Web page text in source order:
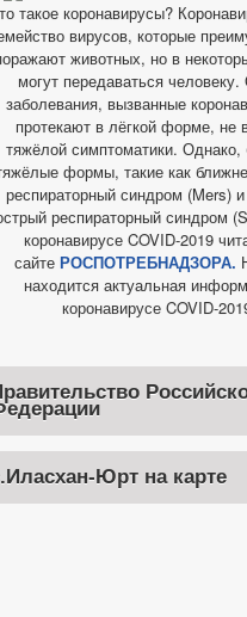
такое коронавирусы?
вирусов, которые
животных, но в
могут передаваться
заболевания, вызванные
протекают в лёгкой форме, не
тяжёлой симптоматики.
формы, такие как
респираторный синдром (Mers)
респираторный синдром
коронавирусе COVID-2019
сайте РОСПОТРЕБНАДЗОРА.
находится актуальная
коронавирусе COVID-
Юрт на карте